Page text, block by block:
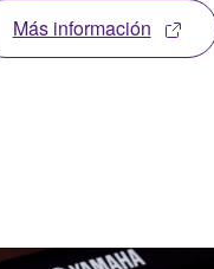
Más información